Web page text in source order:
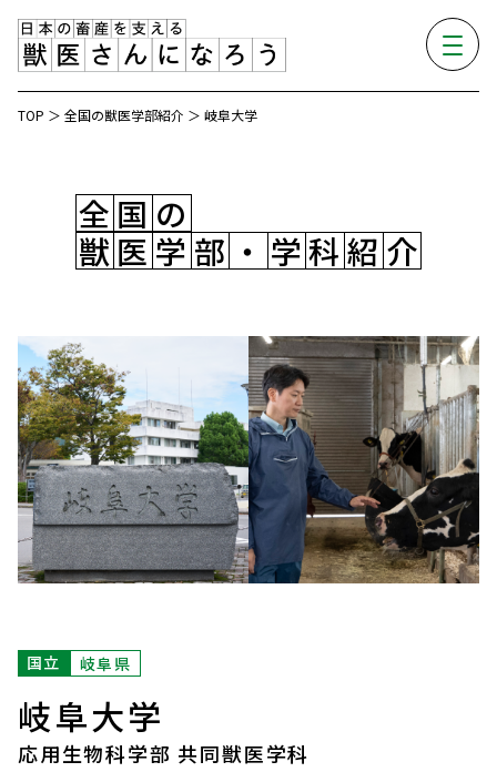
TOP ＞ 全国の獣医学部紹介 ＞ 岐阜大学
全 国 の
獣 医 学 部 ・ 学科 紹 介
国立 岐阜県
岐阜大学
応用生物科学部 共同獣医学科